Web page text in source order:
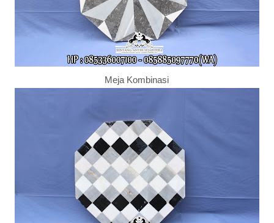
Meja Kombinasi